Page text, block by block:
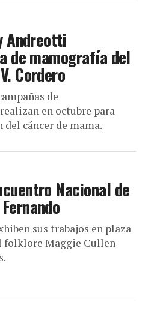
Andreotti
de mamografía del
Cordero
de
en octubre para
cáncer de mama.
Nacional de
sus trabajos en plaza
folklore Maggie Cullen